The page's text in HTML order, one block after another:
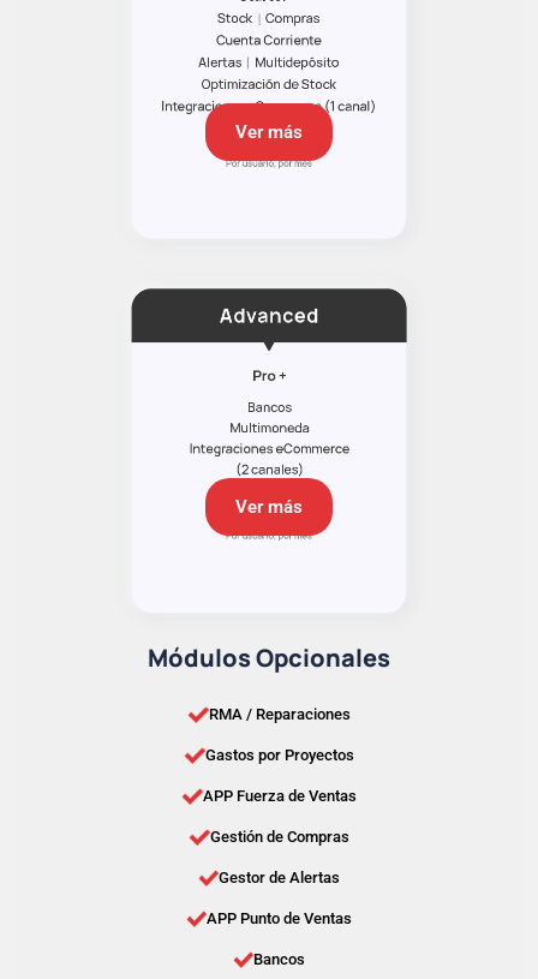
Ver más
Ver más
Módulos Opcionales
RMA / Reparaciones
Gastos por Proyectos
APP Fuerza de Ventas
Gestión de Compras
Gestor de Alertas
APP Punto de Ventas
Bancos